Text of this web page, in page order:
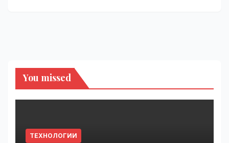
You missed
ТЕХНОЛОГИИ